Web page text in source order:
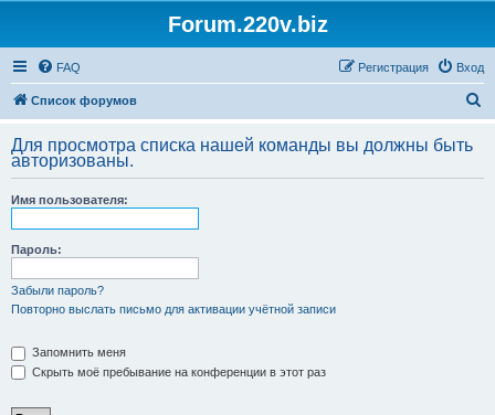
Forum.220v.biz
FAQ Вход
Регистрация
Список форумов
с
Для просмотра списка нашей команды вы должны быть
авторизованы.
Имя пользователя:
Пароль:
Забыли пароль?
Повторно выслать письмо для активации учётной записи
Запомнить меня
Скрыть моё пребывание на конференции в этот раз